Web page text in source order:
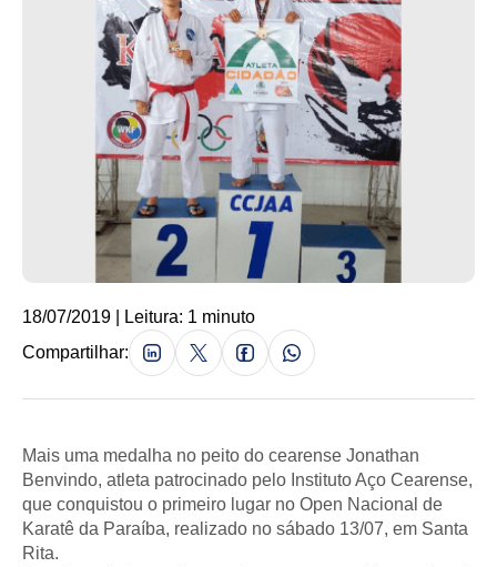
18/07/2019 | Leitura: 1 minuto
Compartilhar:
Mais uma medalha no peito do cearense Jonathan
Benvindo, atleta patrocinado pelo Instituto Aço Cearense,
que conquistou o primeiro lugar no Open Nacional de
Karatê da Paraíba, realizado no sábado 13/07, em Santa
Rita.